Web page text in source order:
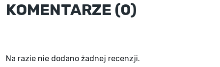
KOMENTARZE (0)
Na razie nie dodano żadnej recenzji.